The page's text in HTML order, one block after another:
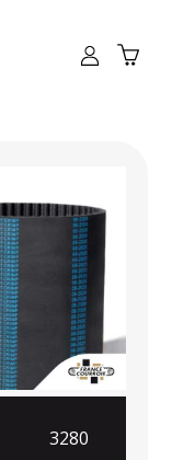
3280